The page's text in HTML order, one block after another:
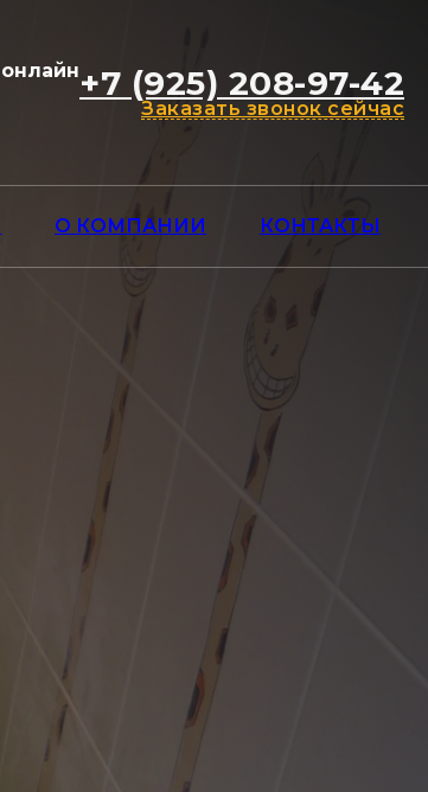
+7 (925) 208-97-42
Заказать звонок сейчас
О КОМПАНИИ КОНТАКТЫ